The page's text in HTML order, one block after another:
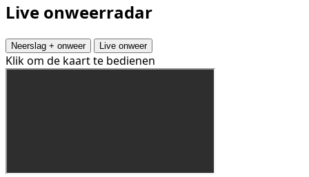
Live onweerradar
Neerslag + onweer Live onweer
Klik om de kaart te bedienen